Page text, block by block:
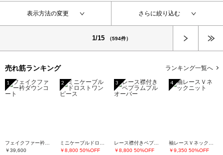
表示方法の変更 さらに絞り込む
1/15 （594件）
売れ筋ランキング ランキング一覧へ
1
フェイクファー衿ダウンコート
￥39,600
2
ミニケーブルドロストワンピース
￥8,800 50%OFF
3
レース襟付きペプラムプルオーバー
￥8,800 50%OFF
4
袖レースＶネックニット
￥9,350 50%OFF